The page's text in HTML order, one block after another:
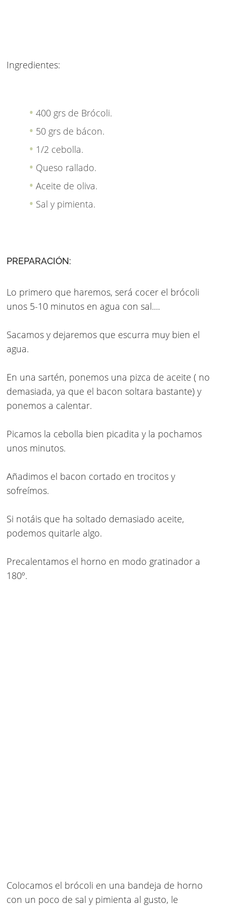
Ingredientes:
400 grs de Brócoli.
50 grs de bácon.
1/2 cebolla.
Queso rallado.
Aceite de oliva.
Sal y pimienta.
PREPARACIÓN:
Lo primero que haremos, será cocer el brócoli
unos 5-10 minutos en agua con sal....
Sacamos y dejaremos que escurra muy bien el
agua.
En una sartén, ponemos una pizca de aceite ( no
demasiada, ya que el bacon soltara bastante) y
ponemos a calentar.
Picamos la cebolla bien picadita y la pochamos
unos minutos.
Añadimos el bacon cortado en trocitos y
sofreímos.
Si notáis que ha soltado demasiado aceite,
podemos quitarle algo.
Precalentamos el horno en modo gratinador a
180º.
Colocamos el brócoli en una bandeja de horno
con un poco de sal y pimienta al gusto, le